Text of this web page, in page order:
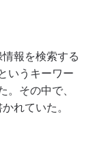
報を検索する
いうキーワー
その中で、
れていた。